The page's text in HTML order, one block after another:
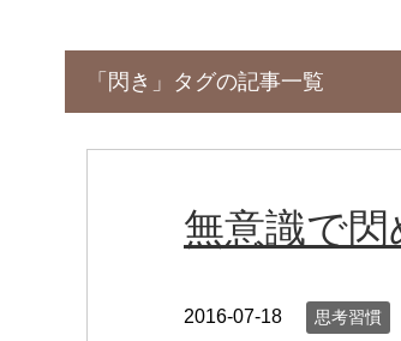
「閃き」タグの記事一覧
無意識で
2016-07-18 思考習慣